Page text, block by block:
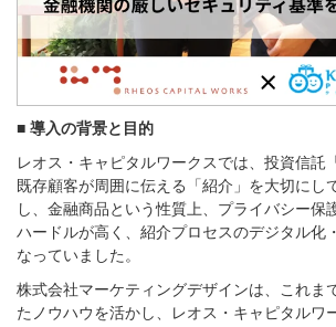
■ 導入の背景と目的
レオス・キャピタルワークスでは、投資信託
既存顧客が周囲に伝える「紹介」を大切にし
し、金融商品という性質上、プライバシー保
ハードルが高く、紹介プロセスのデジタル化
なっていました。
株式会社マーケティングデザインは、これま
たノウハウを活かし、レオス・キャピタルワ